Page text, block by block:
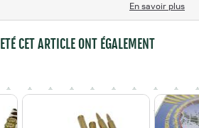
En savoir plus
CET ARTICLE ONT ÉGALEMENT